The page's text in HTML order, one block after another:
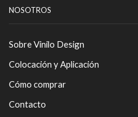
NOSOTROS
Sobre Vinilo Design
Colocación y Aplicación
Cómo comprar
Contacto